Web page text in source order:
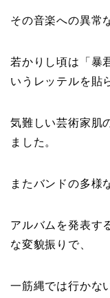
その音楽への異常
若かりし頃は「暴
いうレッテルを貼
気難しい芸術家肌
ました。
またバンドの多様
アルバムを発表す
な変貌振りで、
一筋縄では行かな